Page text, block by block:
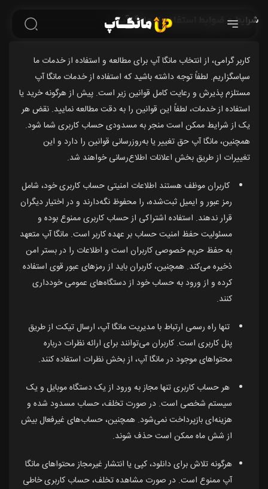
شرایط و ضوابط استفاده از مانگا آپ
کاربر گرامی، از انتخاب مانگا آپ برای مطالعه و استفاده از خدمات ما
سپاسگزاریم. لطفاً توجه داشته باشید که استفاده از خدمات مانگا آپ
مستلزم پذیرش و رعایت کامل قوانین زیر است. پیش از هرگونه خرید یا
استفاده از خدمات، لطفاً این قوانین را به دقت مطالعه نمایید. نقض هر
یک از شرایط ممکن است منجر به مسدودی حساب کاربری شما شود.
همچنین، مانگا آپ حق تغییر یا به‌روزرسانی قوانین را دارد و این
تغییرات از طریق بخش اعلانات اطلاع‌رسانی خواهند شد.
کاربران موظف هستند اطلاعات امنیتی حساب کاربری خود، شامل
رمز عبور و ایمیل ثبت‌شده، را محفوظ نگه‌دارند و در اختیار دیگران
قرار ندهند. استفاده اشتراکی از حساب کاربری ممنوع بوده و
مسئولیت حفظ امنیت حساب بر عهده کاربر است. مانگا آپ متعهد
به حفظ حریم خصوصی کاربران است و اطلاعات را در بستر امن
ذخیره می‌کند. همچنین، کاربران باید از رمزهای عبور قوی استفاده
کرده و از ورود به حساب خود از دستگاه‌های عمومی خودداری
کنند.
تنها راه رسمی ارتباط با مدیریت مانگا آپ، ارسال تیکت از طریق
پنل کاربری است. کاربران می‌توانند برای ارائه نظرات درباره
محتواهای موجود در مانگا آپ، از بخش نظرات استفاده کنند.
هر حساب کاربری تنها مجاز به ورود از یک دستگاه موبایل و یک
سیستم شخصی است. در صورت تخلف، حساب مسدود شده و
هزینه‌ای بازپرداخت نمی‌شود. همچنین، حساب‌های غیرفعال بیش
از شش ماه ممکن است حذف شوند.
هرگونه تلاش برای دانلود، کپی یا انتشار غیرمجاز محتواهای مانگا
آپ ممنوع است. در صورت مشاهده تخلف، حساب کاربری خاطی